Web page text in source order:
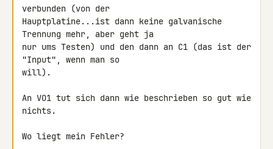
verbunden (von der
Hauptplatine...ist dann keine galvanische
Trennung mehr, aber geht ja
nur ums Testen) und den dann an C1 (das ist der
"Input", wenn man so
will).
An VO1 tut sich dann wie beschrieben so gut wie
nichts.
Wo liegt mein Fehler?